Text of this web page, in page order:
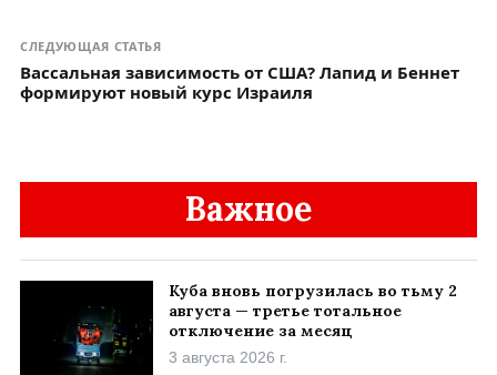
СЛЕДУЮЩАЯ СТАТЬЯ
Вассальная зависимость от США? Лапид и Беннет
формируют новый курс Израиля
Важное
Куба вновь погрузилась во тьму 2
августа — третье тотальное
отключение за месяц
3 августа 2026 г.